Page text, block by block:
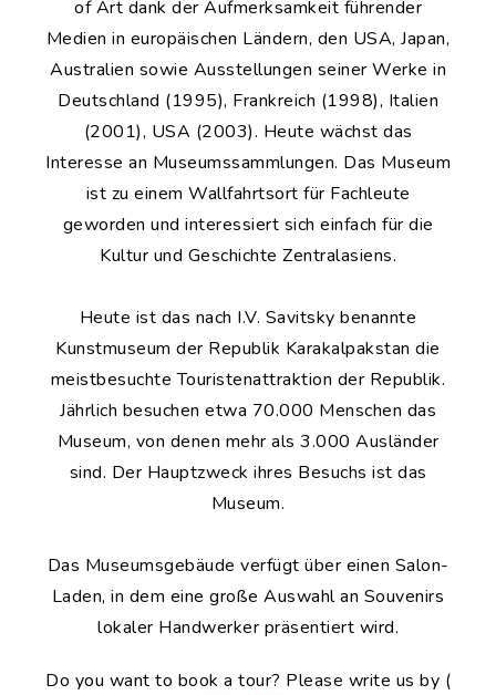
of Art dank der Aufmerksamkeit führender
Medien in europäischen Ländern, den USA, Japan,
Australien sowie Ausstellungen seiner Werke in
Deutschland (1995), Frankreich (1998), Italien
(2001), USA (2003). Heute wächst das
Interesse an Museumssammlungen. Das Museum
ist zu einem Wallfahrtsort für Fachleute
geworden und interessiert sich einfach für die
Kultur und Geschichte Zentralasiens.
Heute ist das nach I.V. Savitsky benannte
Kunstmuseum der Republik Karakalpakstan die
meistbesuchte Touristenattraktion der Republik.
Jährlich besuchen etwa 70.000 Menschen das
Museum, von denen mehr als 3.000 Ausländer
sind. Der Hauptzweck ihres Besuchs ist das
Museum.
Das Museumsgebäude verfügt über einen Salon-
Laden, in dem eine große Auswahl an Souvenirs
lokaler Handwerker präsentiert wird.
Do you want to book a tour? Please write us by (